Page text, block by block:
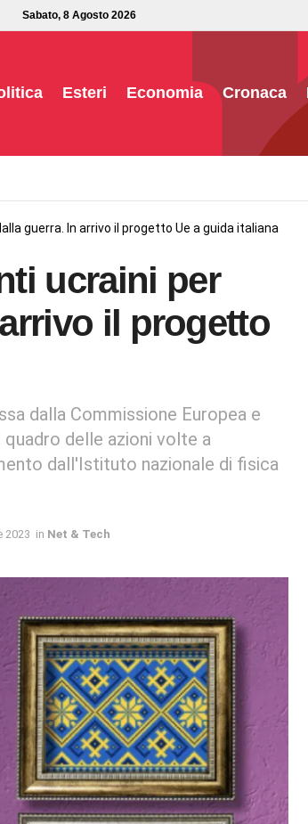
Sabato, 8 Agosto 2026
Esteri Economia Cronaca
guerra. In arrivo il progetto Ue a guida italiana
ucraini per
il progetto
dalla Commissione Europea e
delle azioni volte a
dall'Istituto nazionale di fisica
2023 in Net & Tech